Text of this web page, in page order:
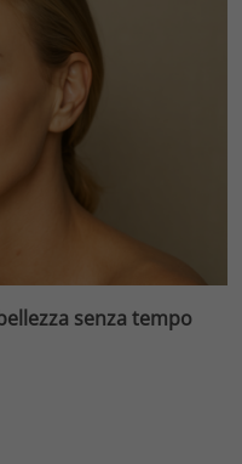
senza tempo